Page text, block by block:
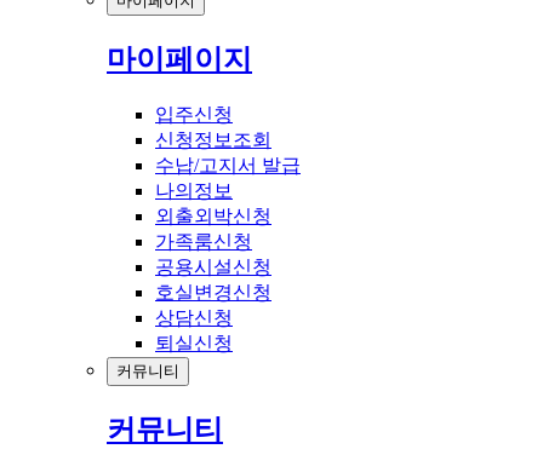
마이페이지
입주신청
신청정보조회
수납/고지서 발급
나의정보
외출외박신청
가족룸신청
공용시설신청
호실변경신청
상담신청
퇴실신청
커뮤니티
커뮤니티